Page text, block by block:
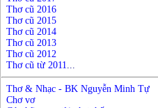
Thơ cũ 2016
Thơ cũ 2015
Thơ cũ 2014
Thơ cũ 2013
Thơ cũ 2012
Thơ cũ từ 2011...
Thơ & Nhạc - BK Nguyễn Minh Tự
Chơ vơ